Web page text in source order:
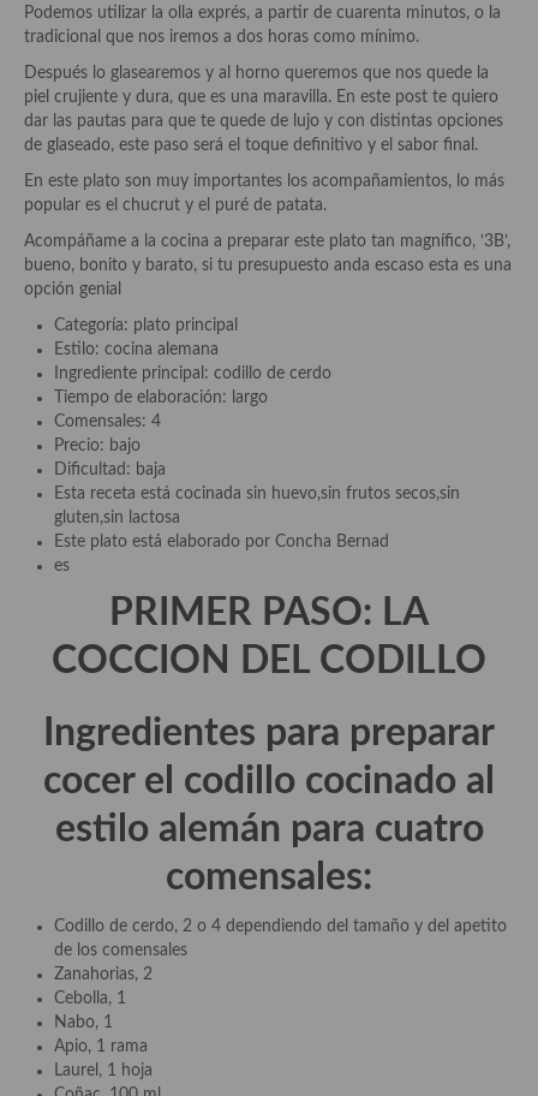
Pasta
Arroces Y fideuás
Legumbres y cereales
Huevos
Masas elaboradas con harina, pizzas, quiches y demás
Aves
Carne
Pescado y Marisco
Postres y dulces
Postres con frutas
Quesos, recetas
Salazones y encurtidos
Recetas de Cuaresma
Recetas maridadas con los mejores AOVES
Recetas de fiesta, Navidad y días señalados
Resumen tematicos de recetas
Cocinas del mundo
Cocina Americana
Cocina Argentina
Cocina Brasileña
Podemos utilizar la olla exprés, a partir de cuarenta minutos, o la
tradicional que nos iremos a dos horas como mínimo.
Después lo glasearemos y al horno queremos que nos quede la
piel crujiente y dura, que es una maravilla. En este post te quiero
dar las pautas para que te quede de lujo y con distintas opciones
de glaseado, este paso será el toque definitivo y el sabor final.
En este plato son muy importantes los acompañamientos, lo más
popular es el chucrut y el puré de patata.
Acompáñame a la cocina a preparar este plato tan magnífico, ‘3B’,
bueno, bonito y barato, si tu presupuesto anda escaso esta es una
opción genial
Categoría: plato principal
Estilo: cocina alemana
Ingrediente principal: codillo de cerdo
Tiempo de elaboración: largo
Comensales: 4
Precio: bajo
Dificultad: baja
Esta receta está cocinada sin huevo,sin frutos secos,sin
gluten,sin lactosa
Este plato está elaborado por Concha Bernad
es
PRIMER PASO: LA
COCCION DEL CODILLO
Ingredientes para preparar
cocer el codillo cocinado al
estilo alemán para cuatro
comensales:
Codillo de cerdo, 2 o 4 dependiendo del tamaño y del apetito
de los comensales
Zanahorias, 2
Cebolla, 1
Nabo, 1
Apio, 1 rama
Laurel, 1 hoja